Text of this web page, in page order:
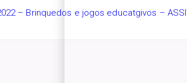
– Brinquedos e jogos educatgivos –